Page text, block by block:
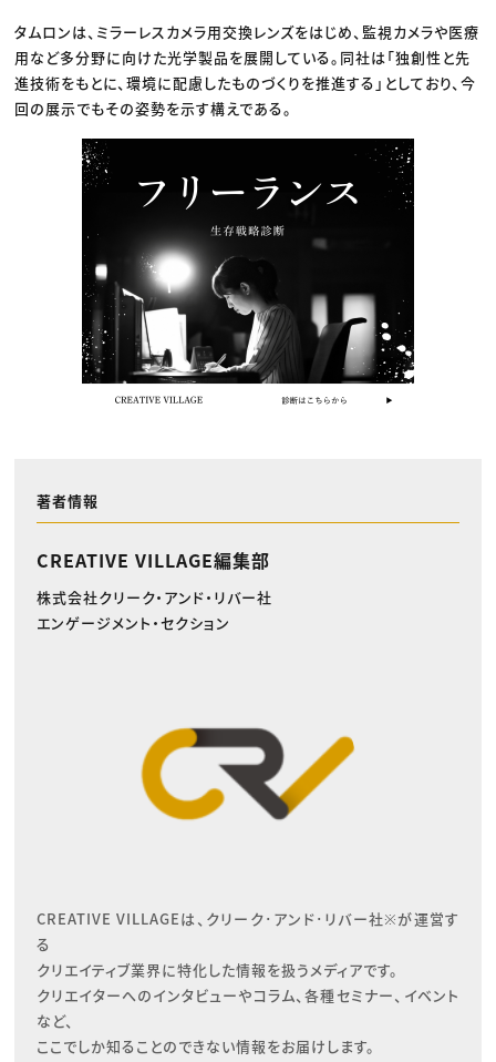
タムロンは、ミラーレスカメラ用交換レンズをはじめ、監視カメラや医療
用など多分野に向けた光学製品を展開している。同社は「独創性と先
進技術をもとに、環境に配慮したものづくりを推進する」としており、今
回の展示でもその姿勢を示す構えである。
著者情報
CREATIVE VILLAGE編集部
株式会社クリーク・アンド・リバー社
エンゲージメント・セクション
CREATIVE VILLAGEは、クリーク･アンド･リバー社※が運営す
る
クリエイティブ業界に特化した情報を扱うメディアです。
クリエイターへのインタビューやコラム、各種セミナー、イベント
など、
ここでしか知ることのできない情報をお届けします。